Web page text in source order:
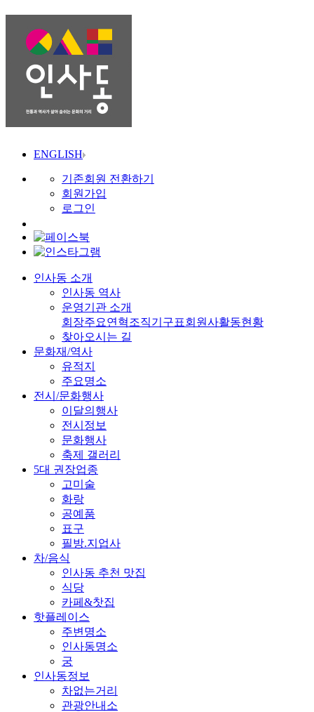
ENGLISH
기존회원 전환하기
회원가입
로그인
인사동 소개
인사동 역사
운영기관 소개
회장주요연혁조직기구표회원사활동현황
찾아오시는 길
문화재/역사
유적지
주요명소
전시/문화행사
이달의행사
전시정보
문화행사
축제 갤러리
5대 권장업종
고미술
화랑
공예품
표구
필방.지업사
차/음식
인사동 추천 맛집
식당
카페&찻집
핫플레이스
주변명소
인사동명소
궁
인사동정보
차없는거리
관광안내소